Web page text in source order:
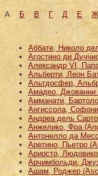
АБ В Г Д Е Ж
Аббате, Николо
Агостино ди
Александр VI,
Альберти, Леон
Альтдосфер,
Амадео, Джованни
Амманати,
Ангиссола,
Андреа дель
Анжелико, Фра
Антонелло да
Аретино, Пьетро
Ариосто,
Арчимбольди,
Ашам, Роджер